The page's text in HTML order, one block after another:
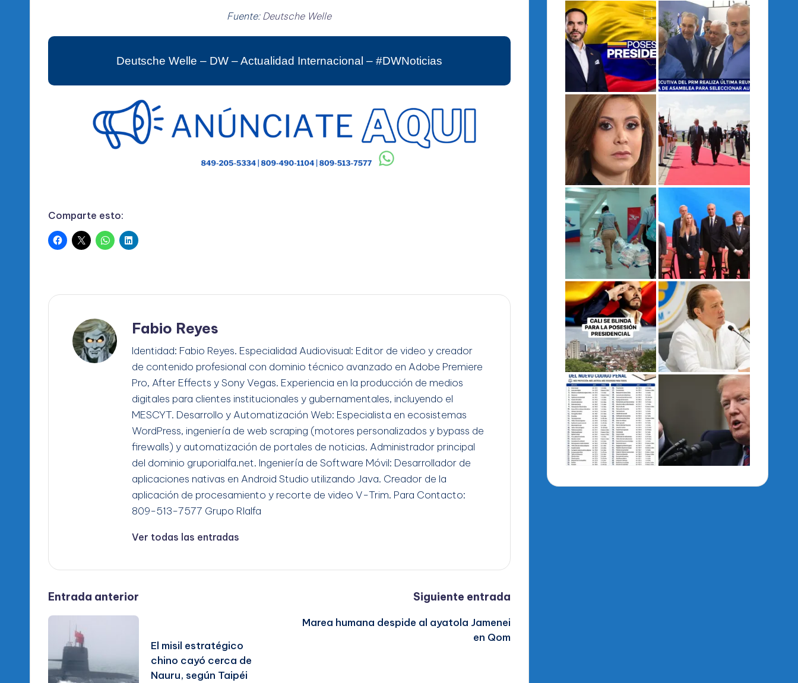
Fuente: Deutsche Welle
Deutsche Welle – DW – Actualidad Internacional – #DWNoticias
Comparte esto:
Fabio Reyes
Identidad: Fabio Reyes. Especialidad Audiovisual: Editor de video y creador
de contenido profesional con dominio técnico avanzado en Adobe Premiere
Pro, After Effects y Sony Vegas. Experiencia en la producción de medios
digitales para clientes institucionales y gubernamentales, incluyendo el
MESCYT. Desarrollo y Automatización Web: Especialista en ecosistemas
WordPress, ingeniería de web scraping (motores personalizados y bypass de
firewalls) y automatización de portales de noticias. Administrador principal
del dominio gruporialfa.net. Ingeniería de Software Móvil: Desarrollador de
aplicaciones nativas en Android Studio utilizando Java. Creador de la
aplicación de procesamiento y recorte de video V-Trim. Para Contacto:
809-513-7577 Grupo RIalfa
Ver todas las entradas
Navegación
de
entradas
Entrada anterior
El misil estratégico
chino cayó cerca de
Nauru, según Taipéi
Siguiente entrada
Marea humana despide al ayatola Jamenei
en Qom